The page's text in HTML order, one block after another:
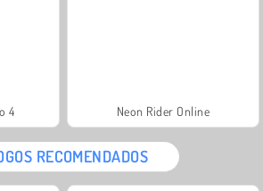
4 Neon Rider Online
RECOMENDADOS